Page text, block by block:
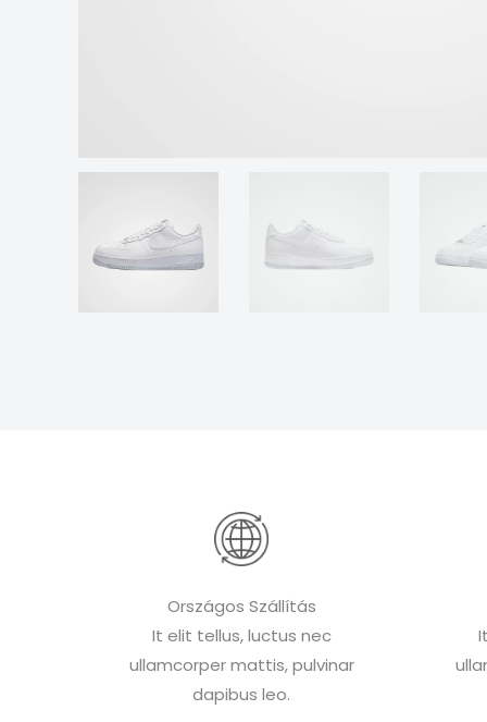
Országos Szállítás
It elit tellus, luctus nec
ullamcorper mattis, pulvinar
dapibus leo.